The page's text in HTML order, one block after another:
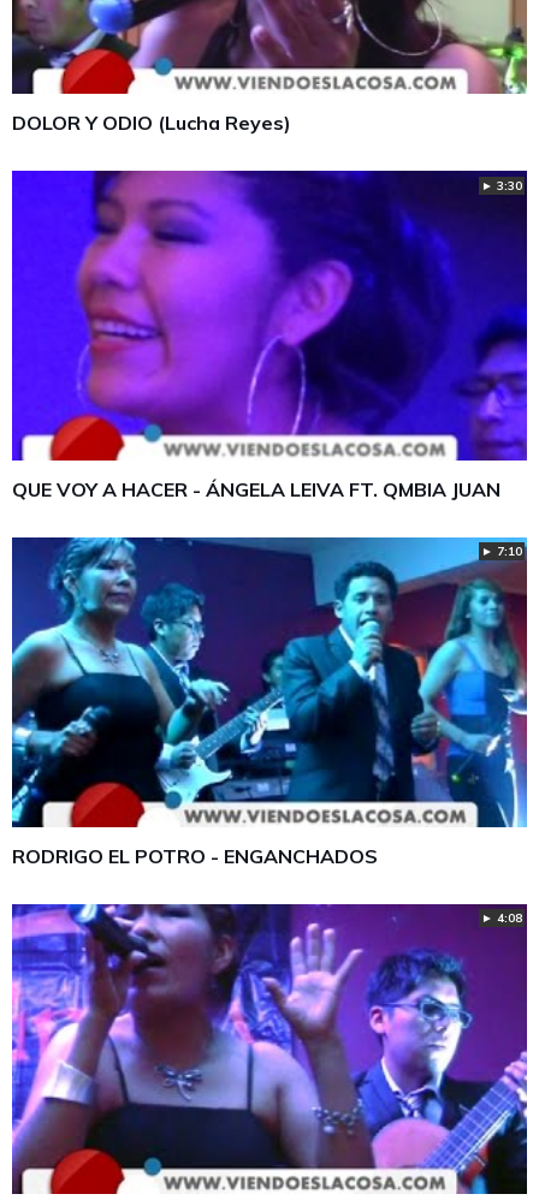
DOLOR Y ODIO (Lucha Reyes)
► 3:30
QUE VOY A HACER - ÁNGELA LEIVA FT. QMBIA JUAN
► 7:10
RODRIGO EL POTRO - ENGANCHADOS
► 4:08